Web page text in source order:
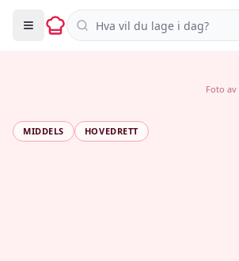
Søk i oppskrifter
MIDDELS HOVEDRETT
Foto av